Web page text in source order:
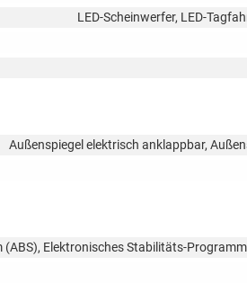
LED-Scheinwerfer, LED-
Außenspiegel elektrisch anklappbar,
Elektronisches Stabilitäts-